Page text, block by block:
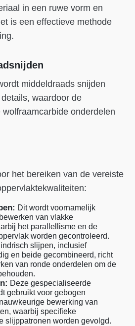
in een ruwe vorm en
is een effectieve methode
middeldraads snijden
waardoor de
onderdelen
het bereiken van de vereiste
Dit wordt voornamelijk
van vlakke
het parallellisme en de
worden gecontroleerd.
slijpen, inclusief
en beide gecombineerd, richt
van ronde onderdelen om de
Deze gespecialiseerde
gebruikt voor gebogen
bewerking van
waarbij specifieke
slijppatronen worden gevolgd.